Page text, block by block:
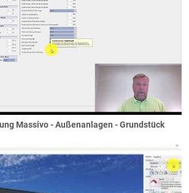
/ Wangen
Massivo - Außenanlagen - Grundstück